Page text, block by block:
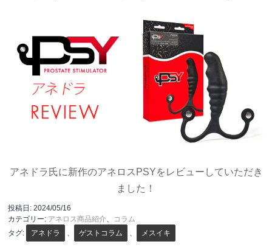
アネドラ氏に新作のアネロスPSYをレビューしていただき
ました！
投稿日:2024/05/16
カテゴリー: アネロス商品紹介、
コラム
タグ:
アネドラ 、 ゲストコラム 、 メスイキ